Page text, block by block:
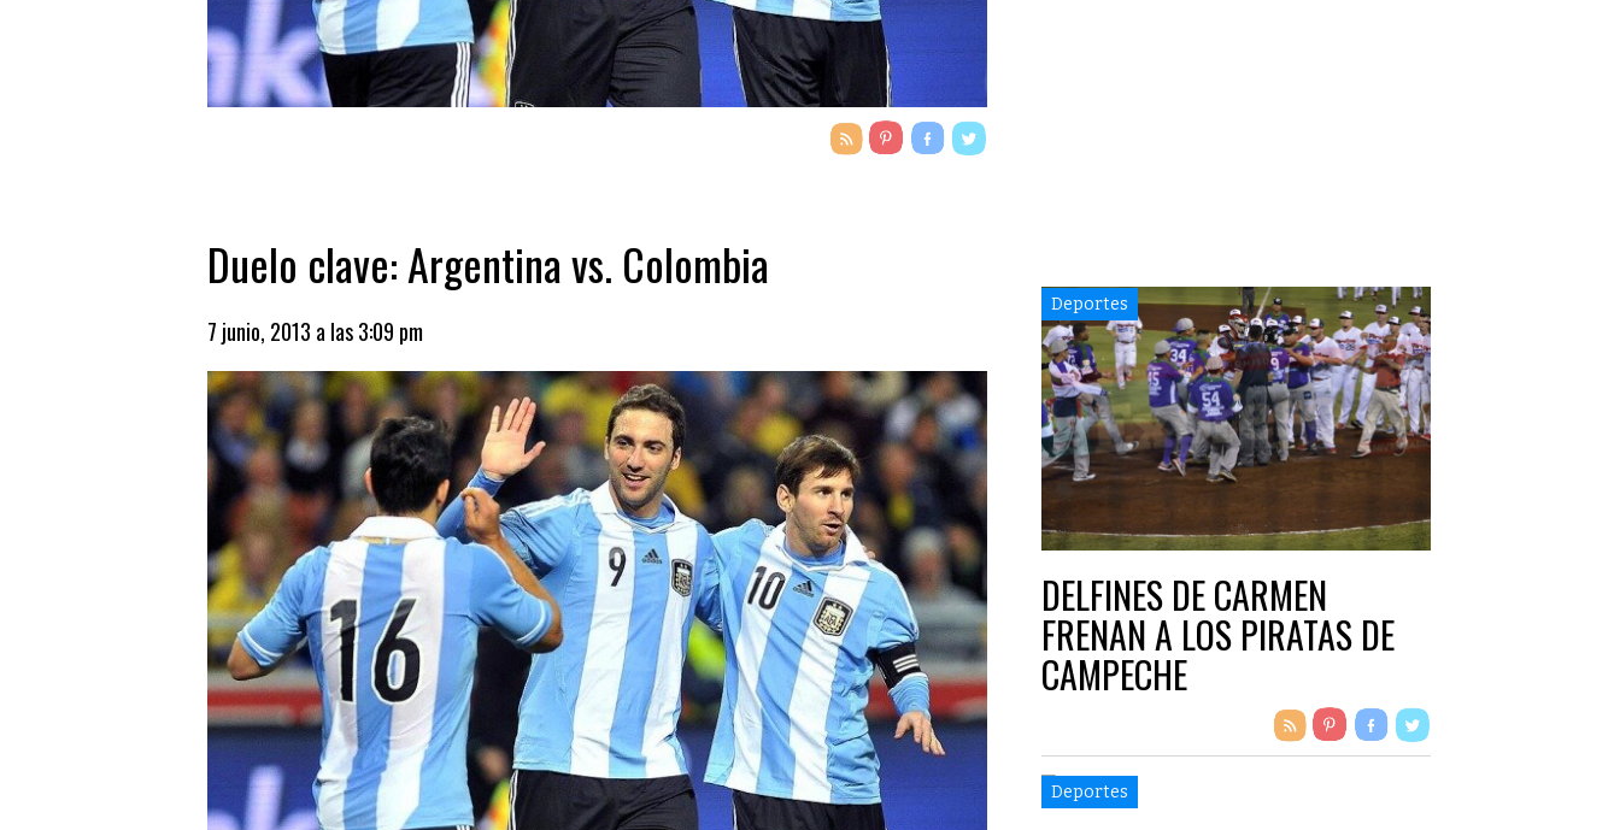
Duelo clave: Argentina vs. Colombia
7 junio, 2013 a las 3:09 pm
Deportes
DELFINES DE CARMEN
FRENAN A LOS PIRATAS DE
CAMPECHE
Deportes